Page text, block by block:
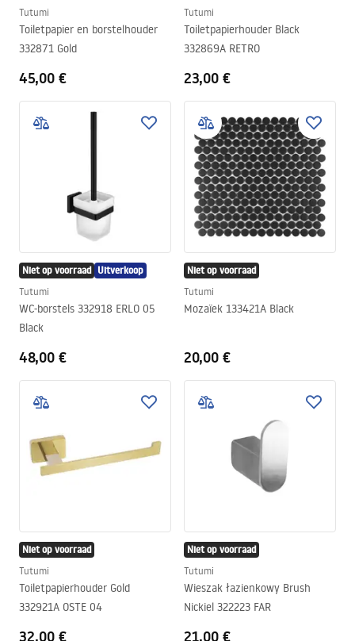
Tutumi
Toiletpapier en borstelhouder
332871 Gold
45,00 €
Tutumi
Toiletpapierhouder Black
332869A RETRO
23,00 €
Niet op voorraad Uitverkoop
Tutumi
WC-borstels 332918 ERLO 05
Black
48,00 €
Niet op voorraad
Tutumi
Mozaïek 133421A Black
20,00 €
Niet op voorraad
Tutumi
Toiletpapierhouder Gold
332921A OSTE 04
32,00 €
Niet op voorraad
Tutumi
Wieszak łazienkowy Brush
Nickiel 322223 FAR
21,00 €